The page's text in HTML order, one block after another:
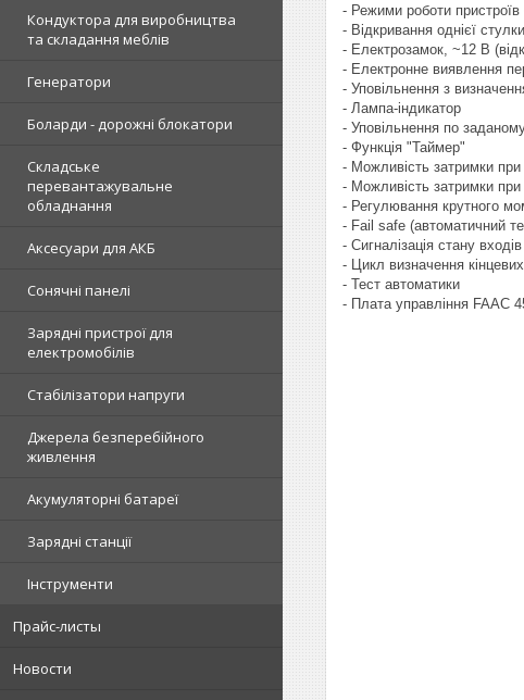
Кондуктора для виробництва
та складання меблів
Генератори
Боларди - дорожні блокатори
Складське
перевантажувальне
обладнання
Аксесуари для АКБ
Сонячні панелі
Зарядні пристрої для
електромобілів
Стабілізатори напруги
Джерела безперебійного
живлення
Акумуляторні батареї
Зарядні станції
Інструменти
Прайс-листы
Новости
- Режими роботи пристроїв
- Відкривання однієї
- Електрозамок, ~12 В
- Електронне виявлення
- Уповільнення з
- Лампа-індикатор
- Уповільнення по
- Функція "Таймер"
- Можливість затримки при
- Можливість затримки при
- Регулювання крутного
- Fail safe (автоматичний
- Сигналізація стану
- Цикл визначення
- Тест автоматики
- Плата управління FAAC